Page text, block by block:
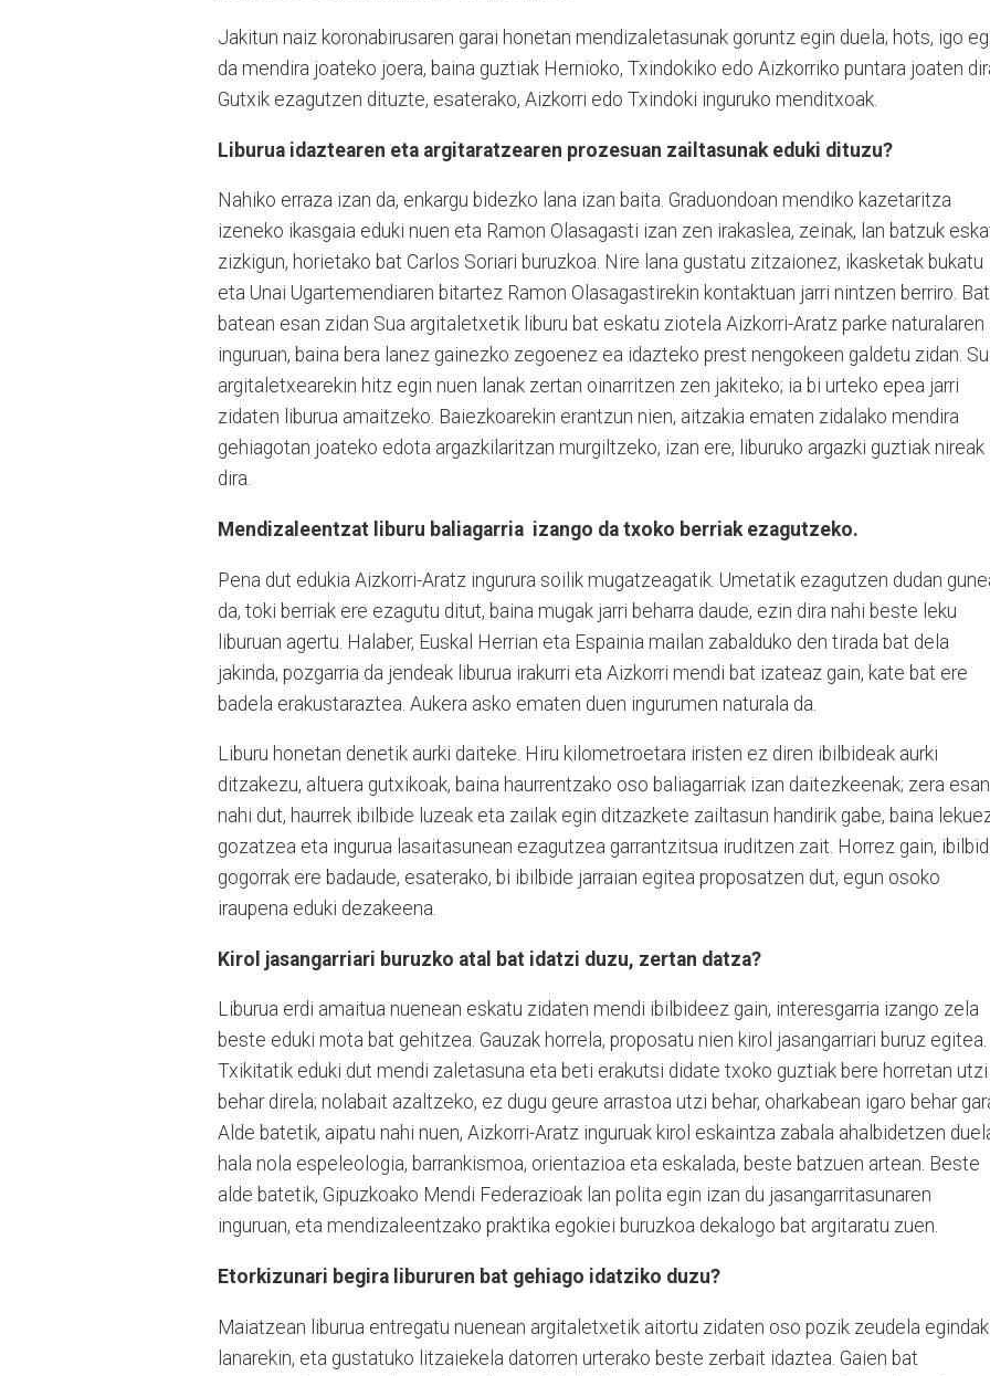
Jakitun naiz koronabirusaren garai honetan mendizaletasunak goruntz egin duela; hots, igo
da mendira joateko joera, baina guztiak Hernioko, Txindokiko edo Aizkorriko puntara joaten
Gutxik ezagutzen dituzte, esaterako, Aizkorri edo Txindoki inguruko menditxoak.
Liburua idaztearen eta argitaratzearen prozesuan zailtasunak eduki dituzu?
Nahiko erraza izan da, enkargu bidezko lana izan baita. Graduondoan mendiko kazetaritza
izeneko ikasgaia eduki nuen eta Ramon Olasagasti izan zen irakaslea, zeinak, lan batzuk
zizkigun, horietako bat Carlos Soriari buruzkoa. Nire lana gustatu zitzaionez, ikasketak bukatu
eta Unai Ugartemendiaren bitartez Ramon Olasagastirekin kontaktuan jarri nintzen berriro.
batean esan zidan Sua argitaletxetik liburu bat eskatu ziotela Aizkorri-Aratz parke naturalaren
inguruan, baina bera lanez gainezko zegoenez ea idazteko prest nengokeen galdetu zidan.
argitaletxearekin hitz egin nuen lanak zertan oinarritzen zen jakiteko; ia bi urteko epea jarri
zidaten liburua amaitzeko. Baiezkoarekin erantzun nien, aitzakia ematen zidalako mendira
gehiagotan joateko edota argazkilaritzan murgiltzeko, izan ere, liburuko argazki guztiak nireak
dira.
Mendizaleentzat liburu baliagarria izango da txoko berriak ezagutzeko.
Pena dut edukia Aizkorri-Aratz ingurura soilik mugatzeagatik. Umetatik ezagutzen dudan
da, toki berriak ere ezagutu ditut, baina mugak jarri beharra daude, ezin dira nahi beste leku
liburuan agertu. Halaber, Euskal Herrian eta Espainia mailan zabalduko den tirada bat dela
jakinda, pozgarria da jendeak liburua irakurri eta Aizkorri mendi bat izateaz gain, kate bat ere
badela erakustaraztea. Aukera asko ematen duen ingurumen naturala da.
Liburu honetan denetik aurki daiteke. Hiru kilometroetara iristen ez diren ibilbideak aurki
ditzakezu, altuera gutxikoak, baina haurrentzako oso baliagarriak izan daitezkeenak; zera esan
nahi dut, haurrek ibilbide luzeak eta zailak egin ditzazkete zailtasun handirik gabe, baina
gozatzea eta ingurua lasaitasunean ezagutzea garrantzitsua iruditzen zait. Horrez gain,
gogorrak ere badaude, esaterako, bi ibilbide jarraian egitea proposatzen dut, egun osoko
iraupena eduki dezakeena.
Kirol jasangarriari buruzko atal bat idatzi duzu, zertan datza?
Liburua erdi amaitua nuenean eskatu zidaten mendi ibilbideez gain, interesgarria izango zela
beste eduki mota bat gehitzea. Gauzak horrela, proposatu nien kirol jasangarriari buruz egitea.
Txikitatik eduki dut mendi zaletasuna eta beti erakutsi didate txoko guztiak bere horretan utzi
behar direla; nolabait azaltzeko, ez dugu geure arrastoa utzi behar, oharkabean igaro behar
Alde batetik, aipatu nahi nuen, Aizkorri-Aratz inguruak kirol eskaintza zabala ahalbidetzen
hala nola espeleologia, barrankismoa, orientazioa eta eskalada, beste batzuen artean. Beste
alde batetik, Gipuzkoako Mendi Federazioak lan polita egin izan du jasangarritasunaren
inguruan, eta mendizaleentzako praktika egokiei buruzkoa dekalogo bat argitaratu zuen.
Etorkizunari begira libururen bat gehiago idatziko duzu?
Maiatzean liburua entregatu nuenean argitaletxetik aitortu zidaten oso pozik zeudela
lanarekin, eta gustatuko litzaiekela datorren urterako beste zerbait idaztea. Gaien bat